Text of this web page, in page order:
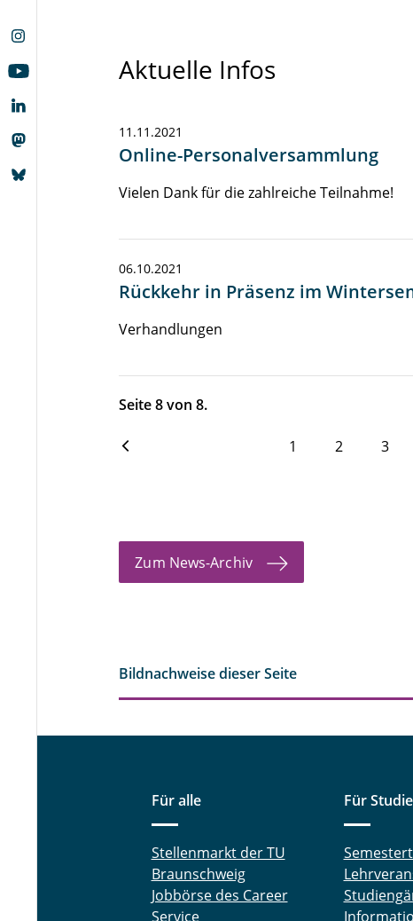
Aktuelle Infos
11.11.2021
Online-Personalversammlung
Vielen Dank für die zahlreiche Teilnahme!
06.10.2021
Rückkehr in Präsenz im
Verhandlungen
Seite 8 von 8.
1 2 3
Zum News-Archiv
Bildnachweise dieser Seite
Für alle
Stellenmarkt der TU
Braunschweig
Jobbörse des Career
Service
Für